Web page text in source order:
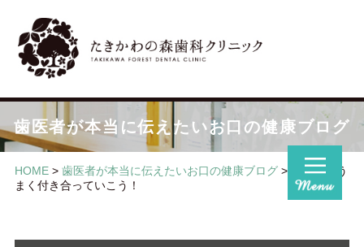
歯医者が本当に伝えたいお口の健康ブログ
HOME> 歯医者が本当に伝えたいお口の健康ブログ>
「塩」とう
まく付き合っていこう！